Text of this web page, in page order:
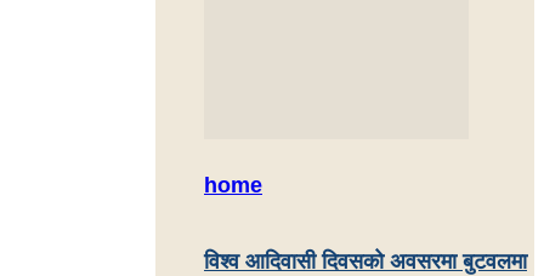
home
विश्व आदिवासी दिवसको अवसरमा बुटवलमा